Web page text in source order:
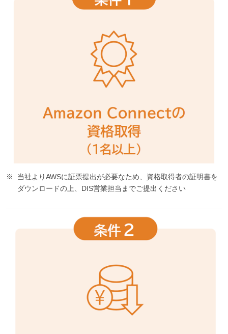
当社よりAWSに証票提出が必要なため、資格取得者の証明書を
ダウンロードの上、DIS営業担当までご提出ください